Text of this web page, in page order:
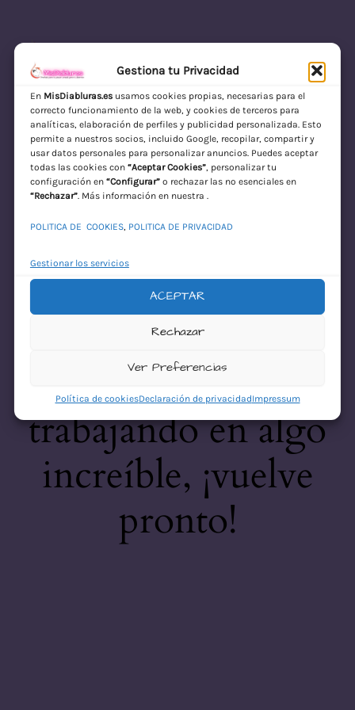
Gestiona tu Privacidad
En MisDiabluras.esusamos cookies propias, necesarias para el
correcto funcionamiento de la web, y cookies de terceros para
analíticas, elaboración de perfiles y publicidad personalizada. Esto
permite a nuestros socios, incluido Google, recopilar, compartir y
usar datos personales para personalizar anuncios. Puedes aceptar
todas las cookies con “Aceptar Cookies”, personalizar tu
configuración en “Configurar”o rechazar las no esenciales en
“Rechazar”. Más información en nuestra .
POLITICA DE COOKIES, POLITICA DE PRIVACIDAD
Gestionar los servicios
ACEPTAR
Rechazar
Ver Preferencias
Política de cookiesDeclaración de privacidadImpressum
MisDiabluras | Sexshop Online con Envío
Discreto en España
Acceder
¡Disculpa este
desastre! Estamos
trabajando en algo
increíble, ¡vuelve
pronto!